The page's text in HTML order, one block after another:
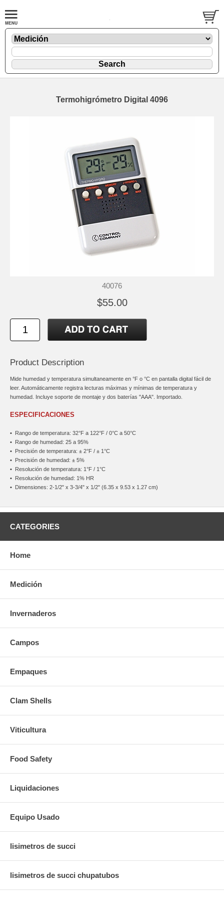
Termohigrómetro Digital 4096
40076
$55.00
Product Description
Mide humedad y temperatura simultaneamente en °F o °C en pantalla digital fácil de
leer. Automáticamente registra lecturas máximas y mínimas de temperatura y
humedad. Incluye soporte de montaje y dos baterías "AAA". Importado.
ESPECIFICACIONES
• Rango de temperatura: 32°F a 122°F / 0°C a 50°C
• Rango de humedad: 25 a 95%
• Precisión de temperatura: ± 2°F / ± 1°C
• Precisión de humedad: ± 5%
• Resolución de temperatura: 1°F / 1°C
• Resolución de humedad: 1% HR
• Dimensiones: 2-1/2" x 3-3/4" x 1/2" (6.35 x 9.53 x 1.27 cm)
CATEGORIES
Home
Medición
Invernaderos
Campos
Empaques
Clam Shells
Viticultura
Food Safety
Liquidaciones
Equipo Usado
lisimetros de succi
lisimetros de succi chupatubos